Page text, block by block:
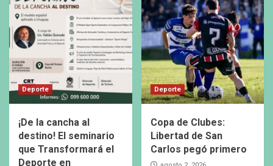
Deporte
¡De la cancha al
destino! El seminario
que Transformará el
Deporte en
Deporte
Copa de Clubes:
Libertad de San
Carlos pegó primero